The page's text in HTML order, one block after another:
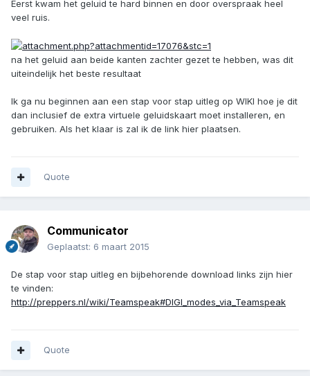
Eerst kwam het geluid te hard binnen en door overspraak heel
veel ruis.
na het geluid aan beide kanten zachter gezet te hebben, was dit
uiteindelijk het beste resultaat
Ik ga nu beginnen aan een stap voor stap uitleg op WIKI hoe je dit
dan inclusief de extra virtuele geluidskaart moet installeren, en
gebruiken. Als het klaar is zal ik de link hier plaatsen.
Quote
Communicator
Geplaatst: 6 maart 2015
De stap voor stap uitleg en bijbehorende download links zijn hier
te vinden:
http://preppers.nl/wiki/Teamspeak#DIGI_modes_via_Teamspeak
Quote